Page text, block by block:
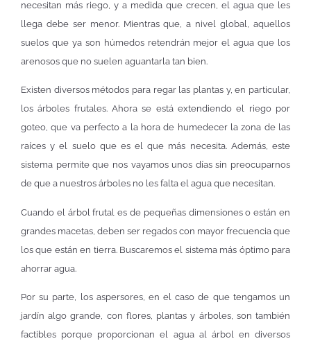
necesitan más riego, y a medida que crecen, el agua que les
llega debe ser menor. Mientras que, a nivel global, aquellos
suelos que ya son húmedos retendrán mejor el agua que los
arenosos que no suelen aguantarla tan bien.
Existen diversos métodos para regar las plantas y, en particular,
los árboles frutales. Ahora se está extendiendo el riego por
goteo, que va perfecto a la hora de humedecer la zona de las
raíces y el suelo que es el que más necesita. Además, este
sistema permite que nos vayamos unos días sin preocuparnos
de que a nuestros árboles no les falta el agua que necesitan.
Cuando el árbol frutal es de pequeñas dimensiones o están en
grandes macetas, deben ser regados con mayor frecuencia que
los que están en tierra. Buscaremos el sistema más óptimo para
ahorrar agua.
Por su parte, los aspersores, en el caso de que tengamos un
jardín algo grande, con flores, plantas y árboles, son también
factibles porque proporcionan el agua al árbol en diversos